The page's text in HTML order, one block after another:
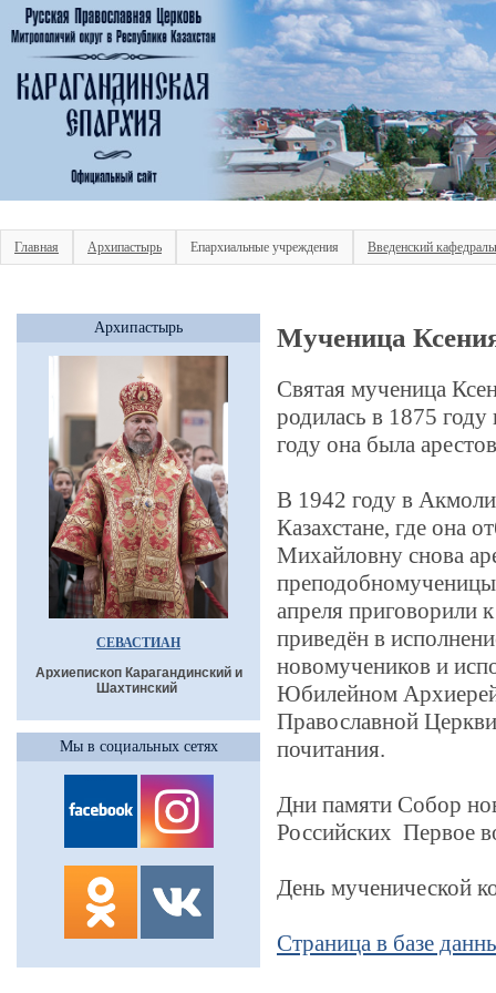
Главная Архипастырь Епархиальные учреждения Введенский
Архипастырь
СЕВАСТИАН
Архиепископ Карагандинский и
Шахтинский
Мы в социальных сетях
Мученица
Святая мученица
родилась в 1875
году она была
В 1942 году в
Казахстане, где она
Михайловну снова
апреля приговорили
приведён в
новомучеников и
Юбилейном
Православной
почитания.
Дни памяти Собор
Российских Первое
День мученической
Страница в базе